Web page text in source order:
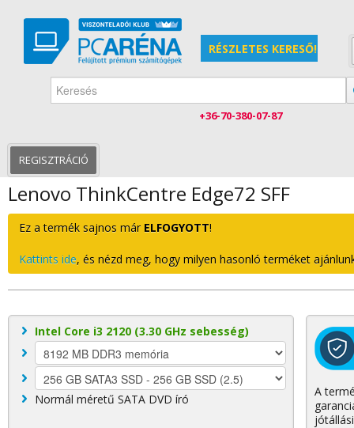
RÉSZLETES KERESŐ!
+36-70-380-07-87
REGISZTRÁCIÓ
KEZDŐLAP
Lenovo ThinkCentre Edge72 SFF
Ez a termék sajnos már ELFOGYOTT!
Kattints ide, és nézd meg, hogy milyen hasonló terméket
Intel Core i3 2120 (3.30 GHz sebesség)
Normál méretű SATA DVD író
A